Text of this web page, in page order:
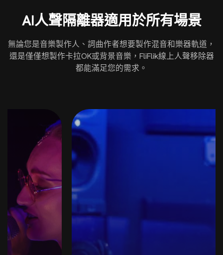
AI人聲隔離器適用於所有場景
無論您是音樂製作人、詞曲作者想要製作混音和樂器軌道，
還是僅僅想製作卡拉OK或背景音樂，FliFlik線上人聲移除器
都能滿足您的需求。